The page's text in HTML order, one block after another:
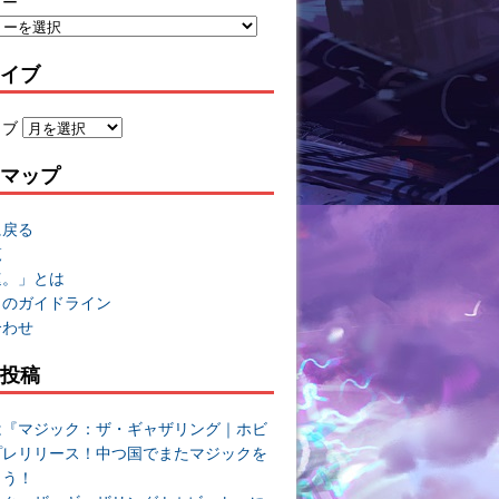
ブ
ップ
る
」とは
ガイドライン
せ
稿
マジック：ザ・ギャザリング｜ホビ
リリース！中つ国でまたマジックを
！